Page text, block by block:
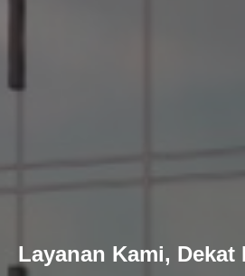
Layanan Kami, Dekat